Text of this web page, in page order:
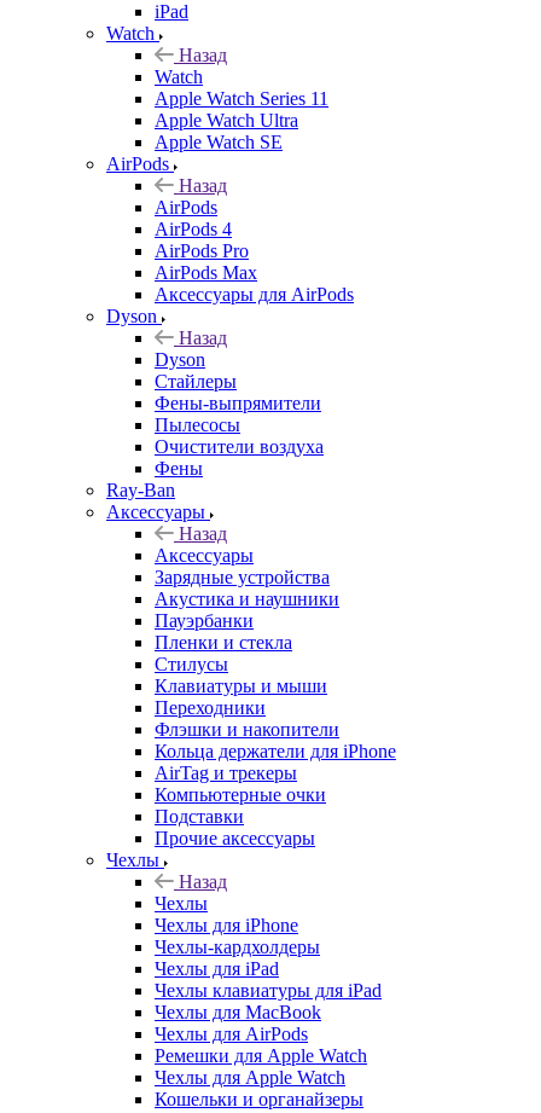
iPad
Watch
Назад
Watch
Apple Watch Series 11
Apple Watch Ultra
Apple Watch SE
AirPods
Назад
AirPods
AirPods 4
AirPods Pro
AirPods Max
Аксессуары для AirPods
Dyson
Назад
Dyson
Стайлеры
Фены-выпрямители
Пылесосы
Очистители воздуха
Фены
Ray-Ban
Аксессуары
Назад
Аксессуары
Зарядные устройства
Акустика и наушники
Пауэрбанки
Пленки и стекла
Стилусы
Клавиатуры и мыши
Переходники
Флэшки и накопители
Кольца держатели для iPhone
AirTag и трекеры
Компьютерные очки
Подставки
Прочие аксессуары
Чехлы
Назад
Чехлы
Чехлы для iPhone
Чехлы-кардхолдеры
Чехлы для iPad
Чехлы клавиатуры для iPad
Чехлы для MacBook
Чехлы для AirPods
Ремешки для Apple Watch
Чехлы для Apple Watch
Кошельки и органайзеры